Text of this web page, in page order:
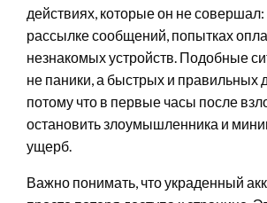
действиях, которые он не
рассылке сообщений, попытках
незнакомых устройств. Подобные
не паники, а быстрых и правильных
потому что в первые часы после
остановить злоумышленника и
ущерб.
Важно понимать, что украденный